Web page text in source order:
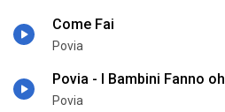
Come Fai
Povia
Povia - I Bambini Fanno oh
Povia